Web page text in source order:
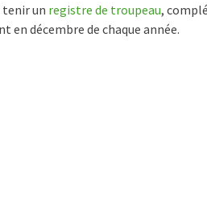
un registre de troupeau,
en décembre de chaque année.